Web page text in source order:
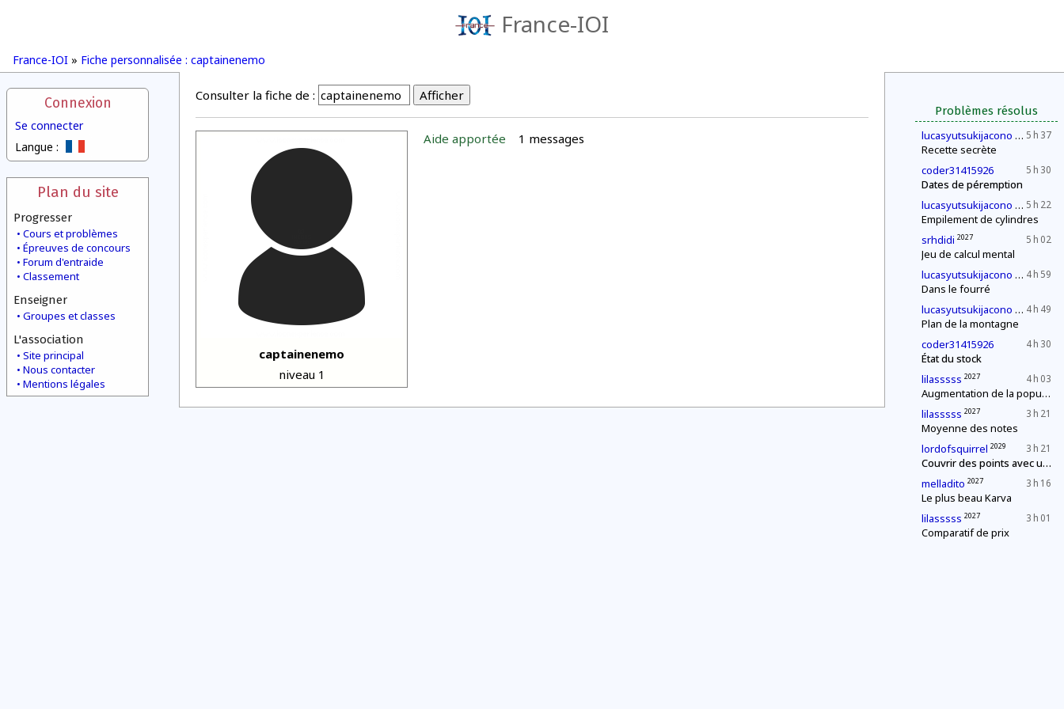
France-IOI
France-IOI » Fiche personnalisée : captainenemo
Connexion
Se connecter
Langue :
Plan du site
Progresser
Cours et problèmes
Épreuves de concours
Forum d'entraide
Classement
Enseigner
Groupes et classes
L'association
Site principal
Nous contacter
Mentions légales
Problèmes résolus
5 h 37
lucasyutsukijacono 2030
Recette secrète
5 h 30
coder31415926
Dates de péremption
5 h 22
lucasyutsukijacono 2030
Empilement de cylindres
5 h 02
srhdidi 2027
Jeu de calcul mental
4 h 59
lucasyutsukijacono 2030
Dans le fourré
4 h 49
lucasyutsukijacono 2030
Plan de la montagne
4 h 30
coder31415926
État du stock
4 h 03
lilasssss 2027
Augmentation de la population
3 h 21
lilasssss 2027
Moyenne des notes
3 h 21
lordofsquirrel 2029
Couvrir des points avec un segment de longueur fixe
3 h 16
melladito 2027
Le plus beau Karva
3 h 01
lilasssss 2027
Comparatif de prix
Consulter la fiche de :
captainenemo
niveau 1
Aide apportée 1 messages